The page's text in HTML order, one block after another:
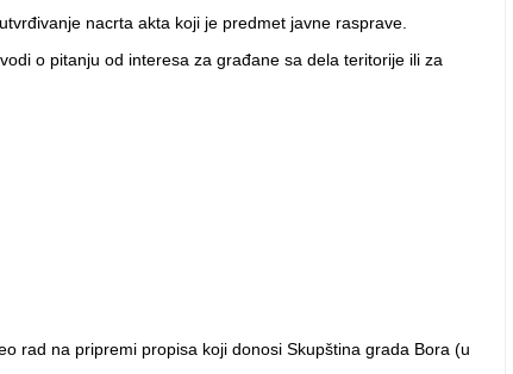
nacrta akta koji je predmet javne rasprave.
o pitanju od interesa za građane sa dela teritorije ili za
rad na pripremi propisa koji donosi Skupština grada Bora (u